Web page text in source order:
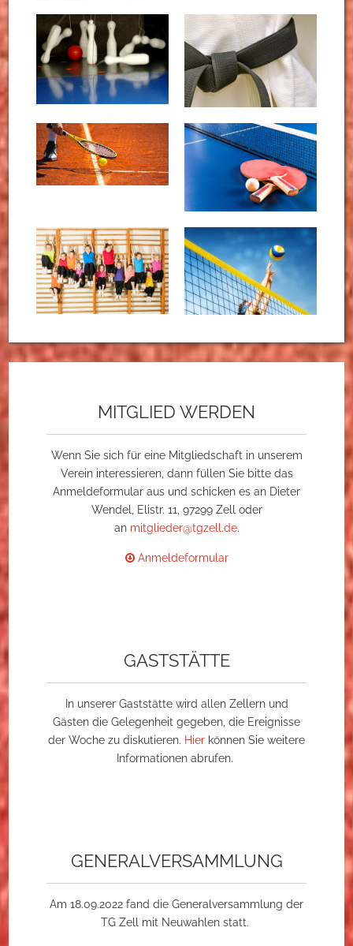
MITGLIED WERDEN
Wenn Sie sich für eine Mitgliedschaft in unserem
Verein interessieren, dann füllen Sie bitte das
Anmeldeformular aus und schicken es an Dieter
Wendel, Elistr. 11, 97299 Zell oder
an mitglieder@tgzell.de.
Anmeldeformular
GASTSTÄTTE
In unserer Gaststätte wird allen Zellern und
Gästen die Gelegenheit gegeben, die Ereignisse
der Woche zu diskutieren. Hier können Sie weitere
Informationen abrufen.
GENERALVERSAMMLUNG
Am 18.09.2022 fand die Generalversammlung der
TG Zell mit Neuwahlen statt.